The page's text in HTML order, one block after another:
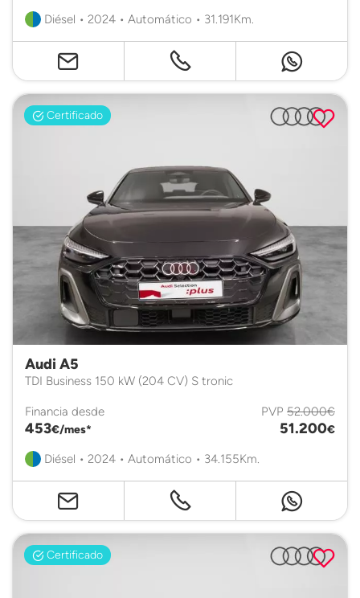
Diésel • 2024 • Automático • 31.191Km.
Certificado
Audi A5
TDI Business 150 kW (204 CV) S tronic
Financia desde
453€/mes*
PVP 52.000€
51.200€
Diésel • 2024 • Automático • 34.155Km.
Certificado